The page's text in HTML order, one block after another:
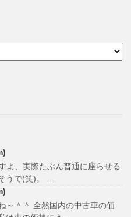
よ、実際たぶん普通に座らせる
うで(笑)。 …
～＾＾ 全然国内の中古車の価